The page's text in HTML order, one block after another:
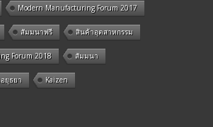
Modern Manufacturing Forum 2017
สัมมนาฟรี สินค้าอุตสาหกรรม
Forum 2018 สัมมนา
อยุธยา Kaizen